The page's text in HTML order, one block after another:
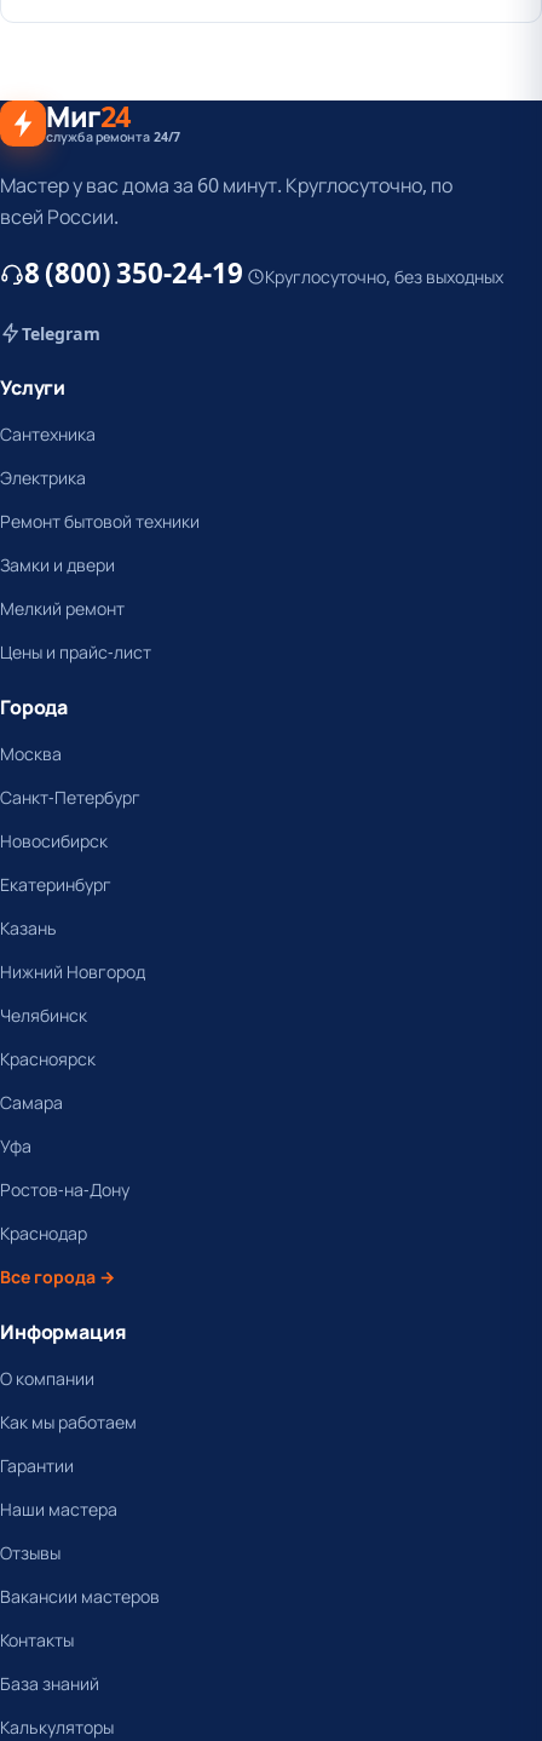
Миг24
служба ремонта 24/7
Мастер у вас дома за 60 минут. Круглосуточно, по
всей России.
8 (800) 350-24-19 Круглосуточно, без выходных
Telegram
Услуги
Сантехника
Электрика
Ремонт бытовой техники
Замки и двери
Мелкий ремонт
Цены и прайс-лист
Города
Москва
Санкт-Петербург
Новосибирск
Екатеринбург
Казань
Нижний Новгород
Челябинск
Красноярск
Самара
Уфа
Ростов-на-Дону
Краснодар
Все города →
Информация
О компании
Как мы работаем
Гарантии
Наши мастера
Отзывы
Вакансии мастеров
Контакты
База знаний
Калькуляторы